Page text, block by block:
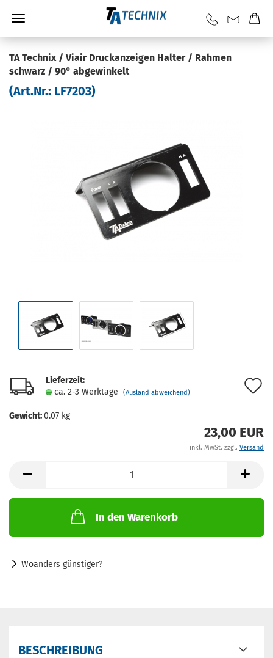
TA Tech­nix / Viair Druck­an­zei­gen Hal­ter / Rah­men
schwarz / 90° ab­ge­win­kelt
(Art.Nr.: LF7203)
Lieferzeit:
ca. 2-3 Werktage
(Ausland abweichend)
Gewicht:0.07 kg
23,00 EUR
inkl. MwSt. zzgl. Versand
In den Warenkorb
Woanders günstiger?
BESCHREIBUNG